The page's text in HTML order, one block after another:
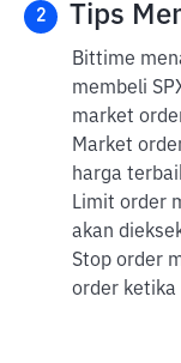
2 Tips
Bittime
membeli
market
Market
harga
Limit order
akan
Stop order
order ketika